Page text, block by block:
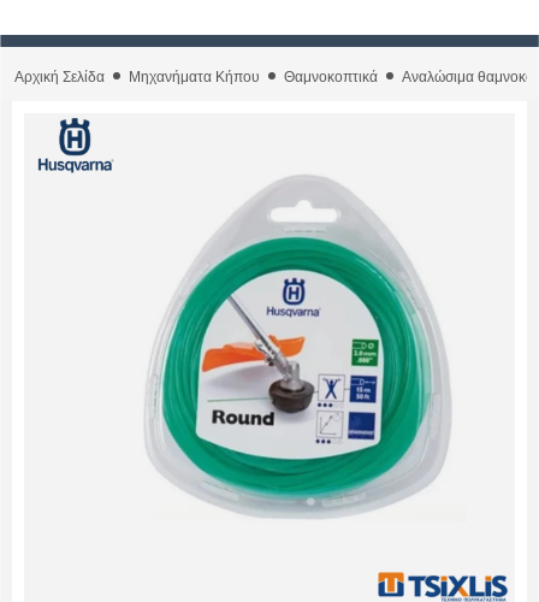
Αρχική Σελίδα Μηχανήματα Κήπου Θαμνοκοπτικά Αναλώσιμα